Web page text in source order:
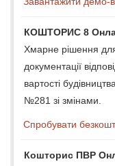
КОШТОРИС 8
Хмарне рішення
документації
вартості
№281 зі змінами.
Спробувати
Кошторис ПВР